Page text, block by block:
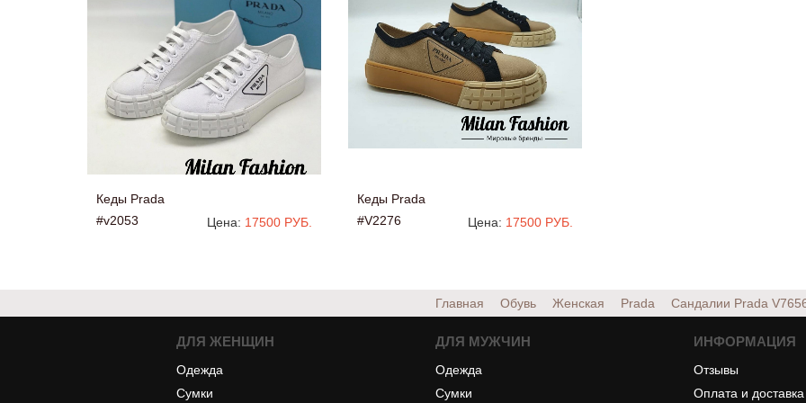
Кеды Prada
#v2053
Цена: 17500 РУБ.
Кеды Prada
#V2276
Цена: 17500 РУБ.
Главная Обувь Женская Prada Сандалии Prada
ДЛЯ ЖЕНЩИН
Одежда
Сумки
ДЛЯ МУЖЧИН
Одежда
Сумки
ИНФОРМАЦИЯ
Отзывы
Оплата и доставка